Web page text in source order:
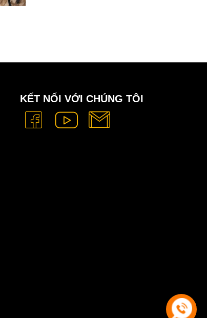
KẾT NỐI VỚI CHÚNG TÔI